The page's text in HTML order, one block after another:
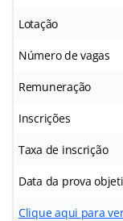
Lotação
Número de vagas
Remuneração
Inscrições
Taxa de inscrição
Data da prova
Clique aqui para